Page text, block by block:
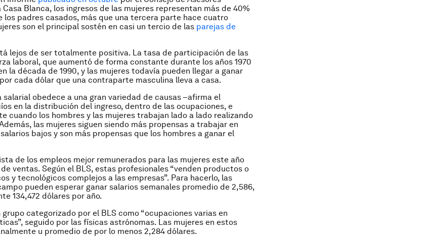
Casa Blanca, los ingresos de las mujeres representan más de 40%
los padres casados, más que una tercera parte hace cuatro
son el principal sostén en casi un tercio de las parejas de
lejos de ser totalmente positiva. La tasa de participación de las
laboral, que aumentó de forma constante durante los años 1970
la década de 1990, y las mujeres todavía pueden llegar a ganar
cada dólar que una contraparte masculina lleva a casa.
salarial obedece a una gran variedad de causas –afirma el
en la distribución del ingreso, dentro de las ocupaciones, e
cuando los hombres y las mujeres trabajan lado a lado realizando
las mujeres siguen siendo más propensas a trabajar en
bajos y son más propensas que los hombres a ganar el
de los empleos mejor remunerados para las mujeres este año
ventas. Según el BLS, estas profesionales “venden productos o
y tecnológicos complejos a las empresas”. Para hacerlo, las
pueden esperar ganar salarios semanales promedio de 2,586,
134,472 dólares por año.
grupo categorizado por el BLS como “ocupaciones varias en
seguido por las físicas astrónomas. Las mujeres en estos
u promedio de por lo menos 2,284 dólares.